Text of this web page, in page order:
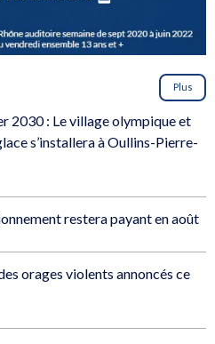
Plus
2030 : Le village olympique et
s’installera à Oullins-Pierre-
restera payant en août
orages violents annoncés ce